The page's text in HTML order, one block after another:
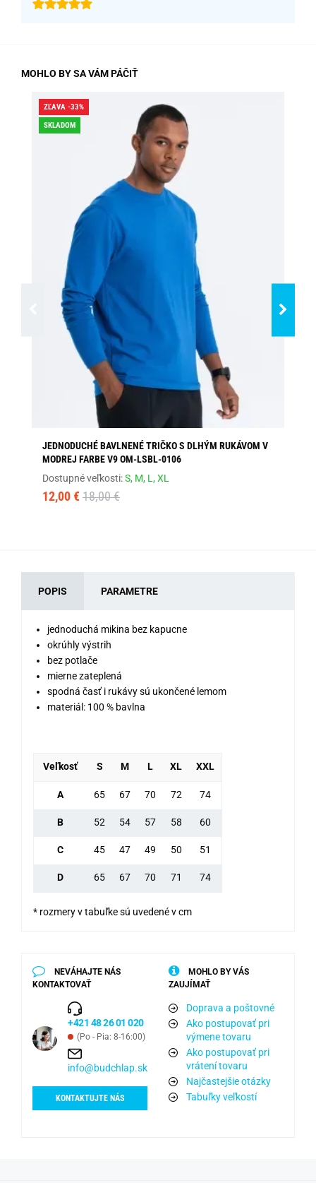
MOHLO BY SA VÁM PÁČIŤ
ZĽAVA -33%
SKLADOM
JEDNODUCHÉ BAVLNENÉ TRIČKO S DLHÝM RUKÁVOM V
MODREJ FARBE V9 OM-LSBL-0106
Dostupné veľkosti:S, M, L,XL
12,00 € 18,00 €
POPIS PARAMETRE
jednoduchá mikina bez kapucne
okrúhly výstrih
bez potlače
mierne zateplená
spodná časť i rukávy sú ukončené lemom
materiál: 100 % bavlna
Veľkosť S M L XL XXL
A 65 67 70 72 74
B 52 54 57 58 60
C 45 47 49 50 51
D 65 67 70 71 74
* rozmery v tabuľke sú uvedené v cm
NEVÁHAJTE NÁS
KONTAKTOVAŤ
+421 48 26 01 020
(Po - Pia: 8-16:00)
info@budchlap.sk
KONTAKTUJTE NÁS
MOHLO BY VÁS
ZAUJÍMAŤ
Doprava a poštovné
Ako postupovať pri
výmene tovaru
Ako postupovať pri
vrátení tovaru
Najčastejšie otázky
Tabuľky veľkostí